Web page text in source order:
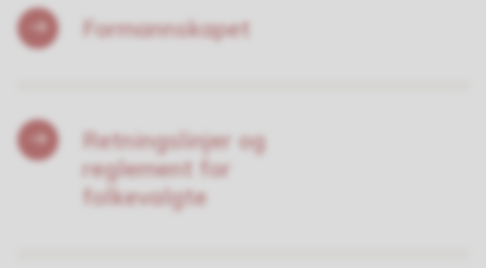
Formannskapet
Retningslinjer og
reglement for
folkevalgte